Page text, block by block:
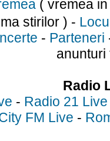
( vremea
stirilor ) -
- Parteneri
anunturi
Radio
- Radio 21 Live
FM Live -